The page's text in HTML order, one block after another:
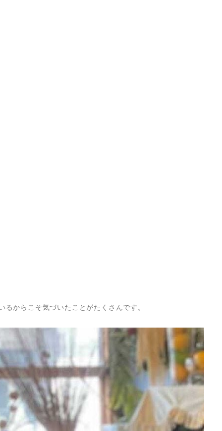
からこそ気づいたことがたくさんです。